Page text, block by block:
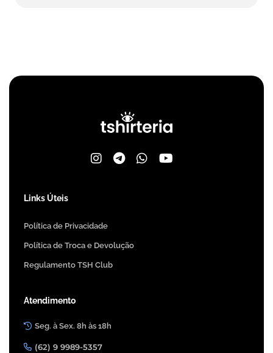
Links Úteis
Política de Privacidade
Política de Troca e Devolução
Regulamento TSH Club
Atendimento
Seg. à Sex. 8h às 18h
(62) 9 9989-5357